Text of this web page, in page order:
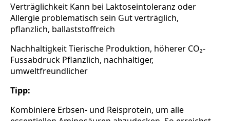
Verträglichkeit Kann bei Laktoseintoleranz oder
Allergie problematisch sein Gut verträglich,
pflanzlich, ballaststoffreich
Nachhaltigkeit Tierische Produktion, höherer CO₂-
Fussabdruck Pflanzlich, nachhaltiger,
umweltfreundlicher
Tipp:
Kombiniere Erbsen- und Reisprotein, um alle